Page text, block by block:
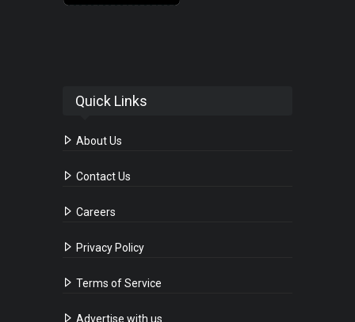
Quick Links
About Us
Contact Us
Careers
Privacy Policy
Terms of Service
Advertise with us